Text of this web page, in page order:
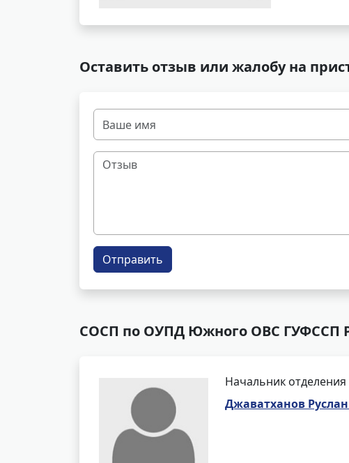
Оставить отзыв или жалобу на
Отправить
СОСП по ОУПД Южного ОВС ГУФССП
Начальник
Джаватханов